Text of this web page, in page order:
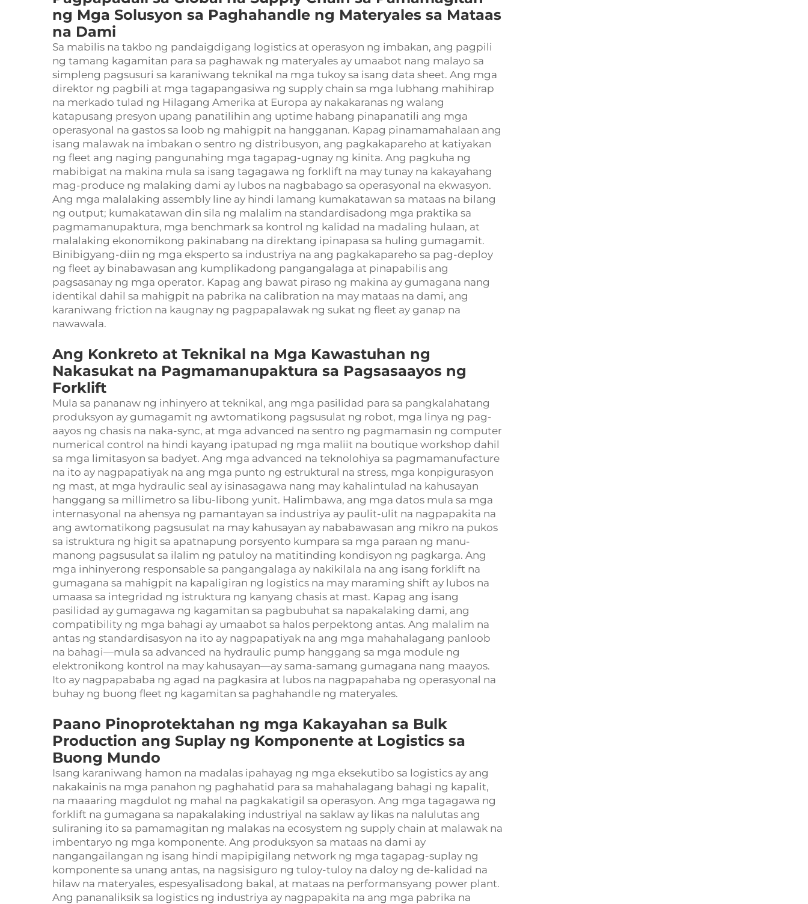
ng Mga Solusyon sa Paghahandle ng Materyales sa Mataas
na Dami
Sa mabilis na takbo ng pandaigdigang logistics at operasyon ng imbakan, ang pagpili
ng tamang kagamitan para sa paghawak ng materyales ay umaabot nang malayo sa
simpleng pagsusuri sa karaniwang teknikal na mga tukoy sa isang data sheet. Ang mga
direktor ng pagbili at mga tagapangasiwa ng supply chain sa mga lubhang mahihirap
na merkado tulad ng Hilagang Amerika at Europa ay nakakaranas ng walang
katapusang presyon upang panatilihin ang uptime habang pinapanatili ang mga
operasyonal na gastos sa loob ng mahigpit na hangganan. Kapag pinamamahalaan ang
isang malawak na imbakan o sentro ng distribusyon, ang pagkakapareho at katiyakan
ng fleet ang naging pangunahing mga tagapag-ugnay ng kinita. Ang pagkuha ng
mabibigat na makina mula sa isang tagagawa ng forklift na may tunay na kakayahang
mag-produce ng malaking dami ay lubos na nagbabago sa operasyonal na ekwasyon.
Ang mga malalaking assembly line ay hindi lamang kumakatawan sa mataas na bilang
ng output; kumakatawan din sila ng malalim na standardisadong mga praktika sa
pagmamanupaktura, mga benchmark sa kontrol ng kalidad na madaling hulaan, at
malalaking ekonomikong pakinabang na direktang ipinapasa sa huling gumagamit.
Binibigyang-diin ng mga eksperto sa industriya na ang pagkakapareho sa pag-deploy
ng fleet ay binabawasan ang kumplikadong pangangalaga at pinapabilis ang
pagsasanay ng mga operator. Kapag ang bawat piraso ng makina ay gumagana nang
identikal dahil sa mahigpit na pabrika na calibration na may mataas na dami, ang
karaniwang friction na kaugnay ng pagpapalawak ng sukat ng fleet ay ganap na
nawawala.
Ang Konkreto at Teknikal na Mga Kawastuhan ng
Nakasukat na Pagmamanupaktura sa Pagsasaayos ng
Forklift
Mula sa pananaw ng inhinyero at teknikal, ang mga pasilidad para sa pangkalahatang
produksyon ay gumagamit ng awtomatikong pagsusulat ng robot, mga linya ng pag-
aayos ng chasis na naka-sync, at mga advanced na sentro ng pagmamasin ng computer
numerical control na hindi kayang ipatupad ng mga maliit na boutique workshop dahil
sa mga limitasyon sa badyet. Ang mga advanced na teknolohiya sa pagmamanufacture
na ito ay nagpapatiyak na ang mga punto ng estruktural na stress, mga konpigurasyon
ng mast, at mga hydraulic seal ay isinasagawa nang may kahalintulad na kahusayan
hanggang sa millimetro sa libu-libong yunit. Halimbawa, ang mga datos mula sa mga
internasyonal na ahensya ng pamantayan sa industriya ay paulit-ulit na nagpapakita na
ang awtomatikong pagsusulat na may kahusayan ay nababawasan ang mikro na pukos
sa istruktura ng higit sa apatnapung porsyento kumpara sa mga paraan ng manu-
manong pagsusulat sa ilalim ng patuloy na matitinding kondisyon ng pagkarga. Ang
mga inhinyerong responsable sa pangangalaga ay nakikilala na ang isang forklift na
gumagana sa mahigpit na kapaligiran ng logistics na may maraming shift ay lubos na
umaasa sa integridad ng istruktura ng kanyang chasis at mast. Kapag ang isang
pasilidad ay gumagawa ng kagamitan sa pagbubuhat sa napakalaking dami, ang
compatibility ng mga bahagi ay umaabot sa halos perpektong antas. Ang malalim na
antas ng standardisasyon na ito ay nagpapatiyak na ang mga mahahalagang panloob
na bahagi—mula sa advanced na hydraulic pump hanggang sa mga module ng
elektronikong kontrol na may kahusayan—ay sama-samang gumagana nang maayos.
Ito ay nagpapababa ng agad na pagkasira at lubos na nagpapahaba ng operasyonal na
buhay ng buong fleet ng kagamitan sa paghahandle ng materyales.
Paano Pinoprotektahan ng mga Kakayahan sa Bulk
Production ang Suplay ng Komponente at Logistics sa
Buong Mundo
Isang karaniwang hamon na madalas ipahayag ng mga eksekutibo sa logistics ay ang
nakakainis na mga panahon ng paghahatid para sa mahahalagang bahagi ng kapalit,
na maaaring magdulot ng mahal na pagkakatigil sa operasyon. Ang mga tagagawa ng
forklift na gumagana sa napakalaking industriyal na saklaw ay likas na nalulutas ang
suliraning ito sa pamamagitan ng malakas na ecosystem ng supply chain at malawak na
imbentaryo ng mga komponente. Ang produksyon sa mataas na dami ay
nangangailangan ng isang hindi mapipigilang network ng mga tagapag-suplay ng
komponente sa unang antas, na nagsisiguro ng tuloy-tuloy na daloy ng de-kalidad na
hilaw na materyales, espesyalisadong bakal, at mataas na performansyang power plant.
Ang pananaliksik sa logistics ng industriya ay nagpapakita na ang mga pabrika na